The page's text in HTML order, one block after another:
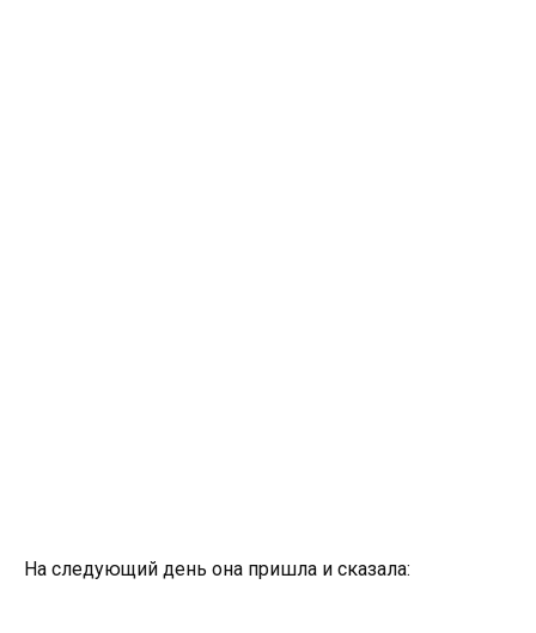
На следующий день она пришла и сказала: